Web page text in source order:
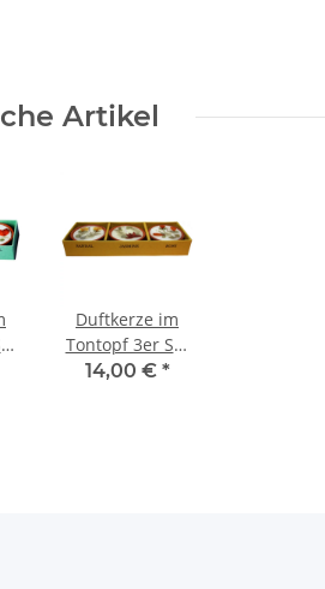
Artikel
Duftkerze im
Tontopf 3er Set
mit Dufnoten
14,00 € *